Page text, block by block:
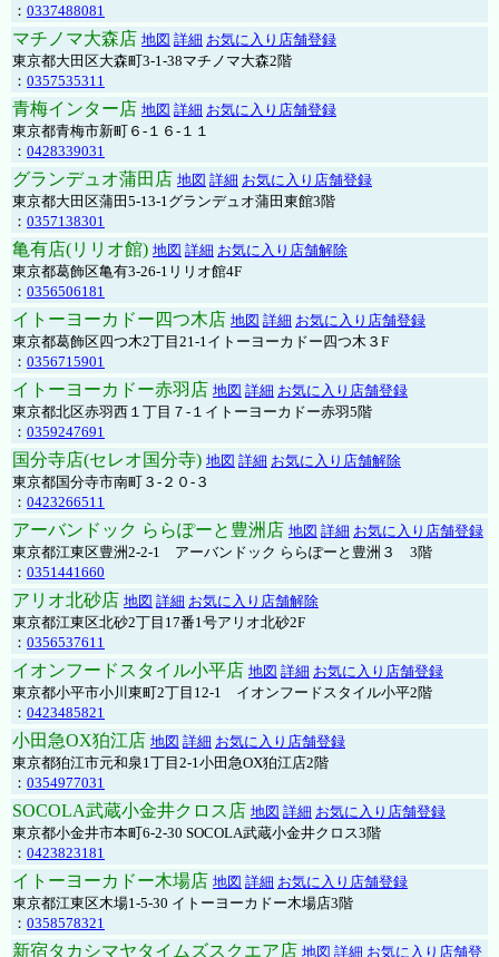
： 0337488081
マチノマ大森店 地図 詳細 お気に入り店舗登録
東京都大田区大森町3-1-38マチノマ大森2階
： 0357535311
青梅インター店 地図 詳細 お気に入り店舗登録
東京都青梅市新町６-１６-１１
： 0428339031
グランデュオ蒲田店 地図 詳細 お気に入り店舗登録
東京都大田区蒲田5-13-1グランデュオ蒲田東館3階
： 0357138301
亀有店(リリオ館) 地図 詳細 お気に入り店舗解除
東京都葛飾区亀有3-26-1リリオ館4F
： 0356506181
イトーヨーカドー四つ木店 地図 詳細 お気に入り店舗登録
東京都葛飾区四つ木2丁目21-1イトーヨーカドー四つ木３F
： 0356715901
イトーヨーカドー赤羽店 地図 詳細 お気に入り店舗登録
東京都北区赤羽西１丁目７-１イトーヨーカドー赤羽5階
： 0359247691
国分寺店(セレオ国分寺) 地図 詳細 お気に入り店舗解除
東京都国分寺市南町３-２０-３
： 0423266511
アーバンドック ららぽーと豊洲店 地図 詳細 お気に入り店舗登録
東京都江東区豊洲2-2-1 アーバンドック ららぽーと豊洲３ 3階
： 0351441660
アリオ北砂店 地図 詳細 お気に入り店舗解除
東京都江東区北砂2丁目17番1号アリオ北砂2F
： 0356537611
イオンフードスタイル小平店 地図 詳細 お気に入り店舗登録
東京都小平市小川東町2丁目12-1 イオンフードスタイル小平2階
： 0423485821
小田急OX狛江店 地図 詳細 お気に入り店舗登録
東京都狛江市元和泉1丁目2-1小田急OX狛江店2階
： 0354977031
SOCOLA武蔵小金井クロス店 地図 詳細 お気に入り店舗登録
東京都小金井市本町6-2-30 SOCOLA武蔵小金井クロス3階
： 0423823181
イトーヨーカドー木場店 地図 詳細 お気に入り店舗登録
東京都江東区木場1-5-30 イトーヨーカドー木場店3階
： 0358578321
新宿タカシマヤタイムズスクエア店 地図 詳細 お気に入り店舗登